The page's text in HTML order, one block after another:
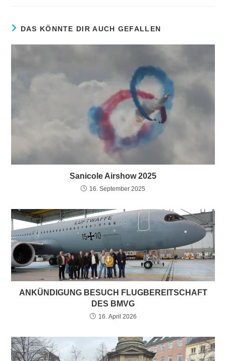
DAS KÖNNTE DIR AUCH GEFALLEN
Sanicole Airshow 2025
16. September 2025
ANKÜNDIGUNG BESUCH FLUGBEREITSCHAFT
DES BMVG
16. April 2026